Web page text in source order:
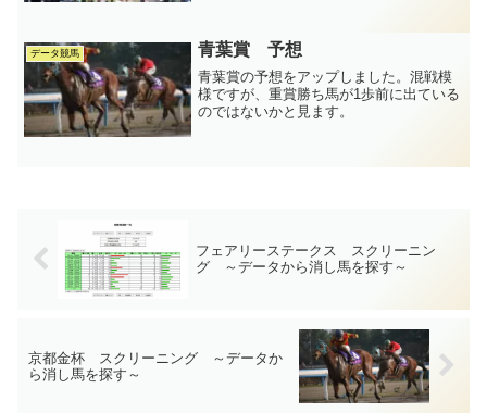
データ競馬 青葉賞 予想
青葉賞の予想をアップしました。混戦模
様ですが、重賞勝ち馬が1歩前に出ている
のではないかと見ます。
フェアリーステークス スクリーニン
グ ～データから消し馬を探す～
京都金杯 スクリーニング ～データか
ら消し馬を探す～